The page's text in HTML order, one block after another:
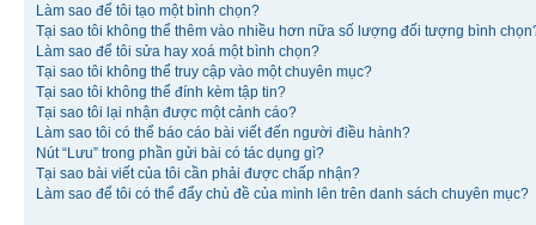
Làm sao để tôi tạo một bình chọn?
Tại sao tôi không thể thêm vào nhiều hơn nữa số lượng đối tượng bình
Làm sao để tôi sửa hay xoá một bình chọn?
Tại sao tôi không thể truy cập vào một chuyên mục?
Tại sao tôi không thể đính kèm tập tin?
Tại sao tôi lại nhận được một cảnh cáo?
Làm sao tôi có thể báo cáo bài viết đến người điều hành?
Nút “Lưu” trong phần gửi bài có tác dụng gì?
Tại sao bài viết của tôi cần phải được chấp nhận?
Làm sao để tôi có thể đẩy chủ đề của mình lên trên danh sách chuyên mục?